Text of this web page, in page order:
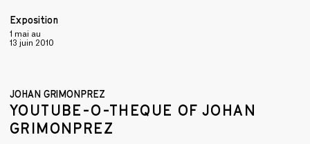
Exposition
1 mai au
13 juin 2010
JOHAN GRIMONPREZ
YOUTUBE-O-THEQUE OF JOHAN
GRIMONPREZ